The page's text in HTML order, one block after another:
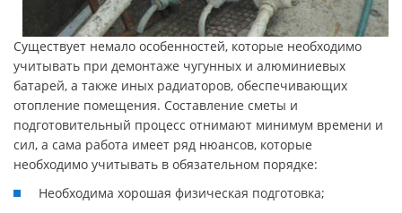
Существует немало особенностей, которые необходимо
учитывать при демонтаже чугунных и алюминиевых
батарей, а также иных радиаторов, обеспечивающих
отопление помещения. Составление сметы и
подготовительный процесс отнимают минимум времени и
сил, а сама работа имеет ряд нюансов, которые
необходимо учитывать в обязательном порядке:
Необходима хорошая физическая подготовка;